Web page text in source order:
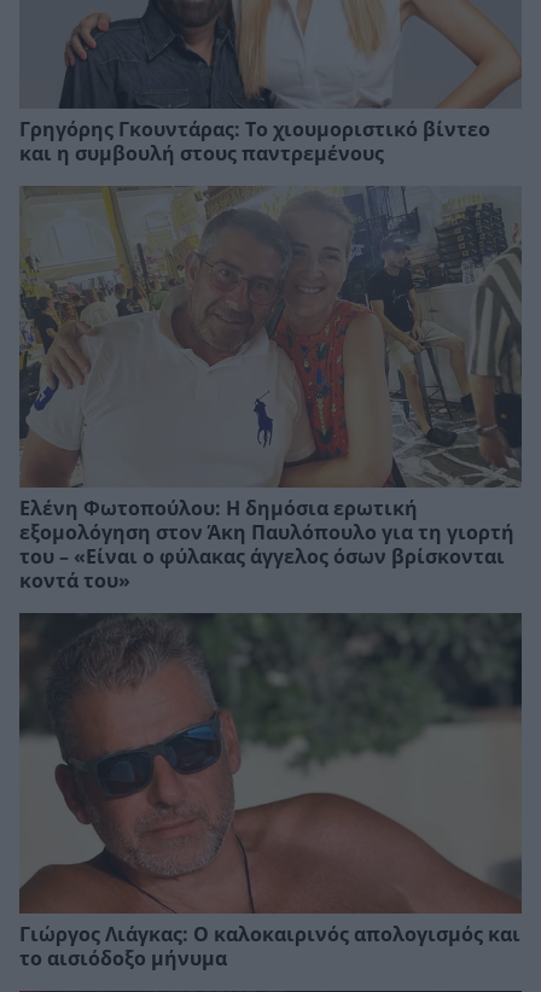
Γρηγόρης Γκουντάρας: Το χιουμοριστικό βίντεο
και η συμβουλή στους παντρεμένους
Ελένη Φωτοπούλου: Η δημόσια ερωτική
εξομολόγηση στον Άκη Παυλόπουλο για τη γιορτή
του – «Είναι ο φύλακας άγγελος όσων βρίσκονται
κοντά του»
Γιώργος Λιάγκας: Ο καλοκαιρινός απολογισμός και
το αισιόδοξο μήνυμα